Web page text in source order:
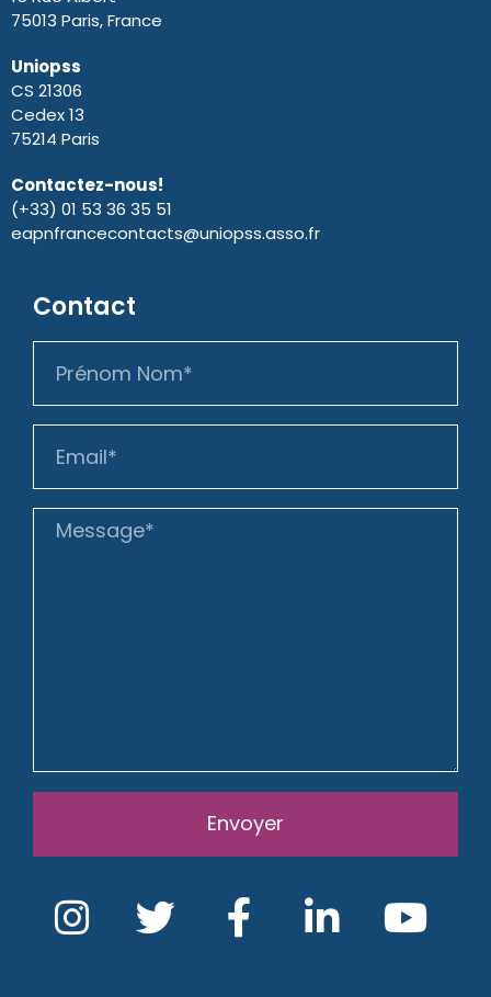
75013 Paris, France
Uniopss
CS 21306
Cedex 13
75214 Paris
Contactez-nous!
(+33) 01 53 36 35 51
eapnfrancecontacts@uniopss.asso.fr
Contact
Envoyer